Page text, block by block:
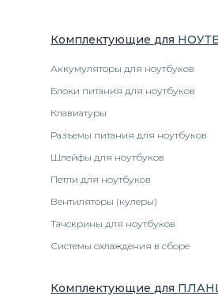
Комплектующие для
Аккумуляторы для ноутбуков
Блоки питания для ноутбуков
Клавиатуры
Разъемы питания для ноутбуков
Шлейфы для ноутбуков
Петли для ноутбуков
Вентиляторы (кулеры)
Тачскрины для ноутбуков
Системы охлаждения в сборе
Комплектующие для